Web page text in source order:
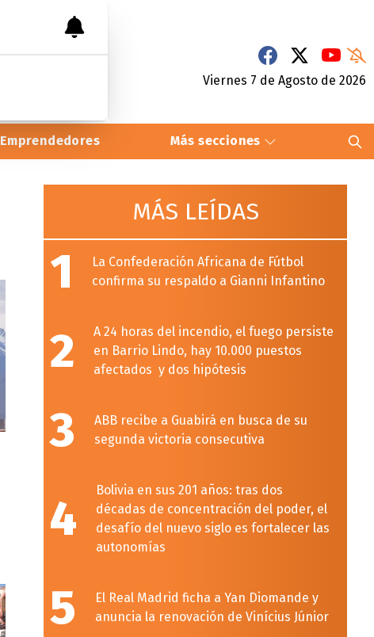
Viernes 7 de Agosto de 2026
Emprendedores Más secciones
MÁS LEÍDAS
1
La Confederación Africana de Fútbol
confirma su respaldo a Gianni Infantino
2
A 24 horas del incendio, el fuego persiste
en Barrio Lindo, hay 10.000 puestos
afectados y dos hipótesis
3
ABB recibe a Guabirá en busca de su
segunda victoria consecutiva
4
Bolivia en sus 201 años: tras dos
décadas de concentración del poder, el
desafío del nuevo siglo es fortalecer las
autonomías
5
El Real Madrid ficha a Yan Diomande y
anuncia la renovación de Vinícius Júnior